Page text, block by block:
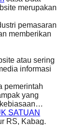
merupakan
pemasaran
memberikan
atau sering
informasi
pemerintah
yang
SATUAN
RS, Kabag.